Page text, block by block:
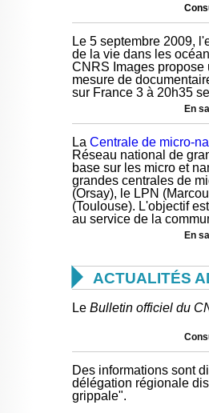
Le 5 septembre 2009,
de la vie dans les
CNRS Images propose
mesure de
sur France 3 à 20h35
En
La Centrale de micro-
Réseau national de
base sur les micro et
grandes centrales de
(Orsay), le LPN
(Toulouse). L'objectif
au service de la
En
 ACTUALITÉS
Le Bulletin officiel du
Des informations sont
délégation régionale
grippale".